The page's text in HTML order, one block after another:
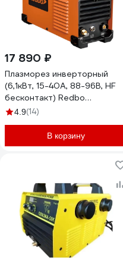
17 890 ₽
Плазморез инверторный
(6,1кВт, 15-40А, 88-96В, HF
бесконтакт) Redbo
ExpertCut-40 7446
4.9(14)
В корзину